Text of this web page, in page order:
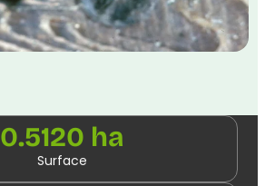
0.5120 ha
Surface